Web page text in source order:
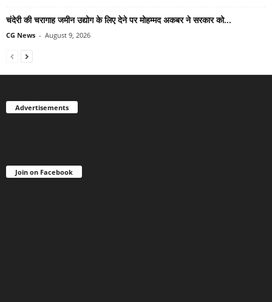
चंदेरी की चरागाह जमीन उद्योग के लिए देने पर मोहम्मद अकबर ने सरकार को...
CG News - August 9, 2026
Advertisements
Join on Facebook